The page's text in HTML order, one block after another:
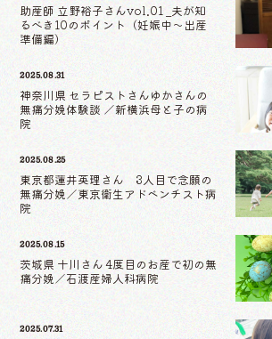
助産師 立野裕子さんvol.01 _夫が知
るべき10のポイント（妊娠中〜出産
準備編）
2025.08.31
神奈川県 セラピストさんゆかさんの
無痛分娩体験談 ／新横浜母と子の病
院
2025.08.25
東京都蓮井英理さん 3人目で念願の
無痛分娩／東京衛生アドベンチスト病
院
2025.08.15
茨城県 十川さん 4度目のお産で初の無
痛分娩／石渡産婦人科病院
2025.07.31